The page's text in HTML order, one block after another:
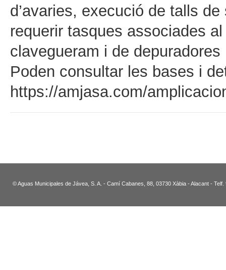
d’avaries, execució de talls
requerir tasques associades
clavegueram i de
Poden consultar les bases i
https://amjasa.com/
© Aguas Municipales de Jávea, S. A. - Camí Cabanes, 88, 03730 Xàbia - Alacant -